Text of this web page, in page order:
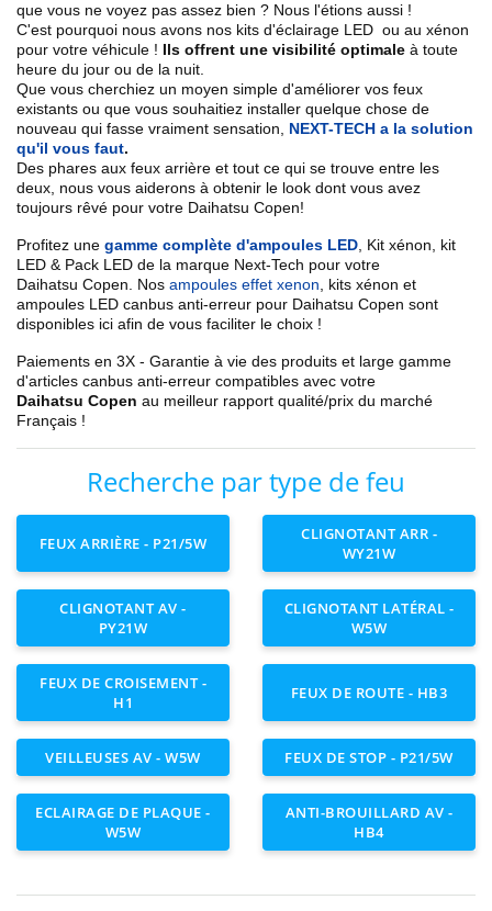
que vous ne voyez pas assez bien ? Nous l'étions aussi !
C'est pourquoi nous avons nos kits d'éclairage LED ou au xénon
pour votre véhicule ! Ils offrent une visibilité optimale à toute
heure du jour ou de la nuit.
Que vous cherchiez un moyen simple d'améliorer vos feux
existants ou que vous souhaitiez installer quelque chose de
nouveau qui fasse vraiment sensation,
NEXT-TECH a la solution
qu'il vous faut.
Des phares aux feux arrière et tout ce qui se trouve entre les
deux, nous vous aiderons à obtenir le look dont vous avez
toujours rêvé pour votre Daihatsu Copen!
Profitez une gamme complète d'ampoules LED Kit xénon, kit
LED & Pack LED de la marque Next-Tech pour votre
Daihatsu Copen . Nos ampoules effet xenon , kits xénon et
ampoules LED canbus anti-erreur pour Daihatsu Copen sont
disponibles ici afin de vous faciliter le choix !
Paiements en 3X - Garantie à vie des produits et large gamme
d'articles canbus anti-erreur compatibles avec votre
Daihatsu Copen au meilleur rapport qualité/prix du marché
Français !
Recherche par type de feu
FEUX ARRIÈRE - P21/5W
CLIGNOTANT ARR -
WY21W
CLIGNOTANT AV -
PY21W
CLIGNOTANT LATÉRAL -
W5W
FEUX DE CROISEMENT -
H1
FEUX DE ROUTE - HB3
VEILLEUSES AV - W5W FEUX DE STOP - P21/5W
ECLAIRAGE DE PLAQUE -
W5W
ANTI-BROUILLARD AV -
HB4